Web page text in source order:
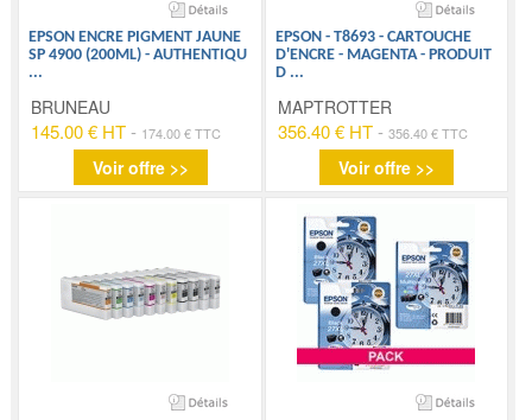
EPSON ENCRE PIGMENT JAUNE
SP 4900 (200ML) - AUTHENTIQU
...
BRUNEAU
145.00 € HT - 174.00 € TTC
Voir offre >>
EPSON - T8693 - CARTOUCHE
D'ENCRE - MAGENTA - PRODUIT
D ...
MAPTROTTER
356.40 € HT- 356.40 € TTC
Voir offre >>